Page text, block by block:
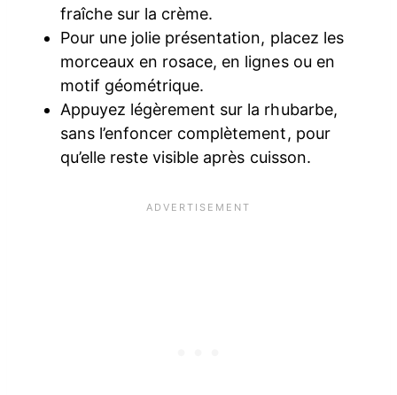
fraîche sur la crème.
Pour une jolie présentation, placez les
morceaux en rosace, en lignes ou en
motif géométrique.
Appuyez légèrement sur la rhubarbe,
sans l’enfoncer complètement, pour
qu’elle reste visible après cuisson.